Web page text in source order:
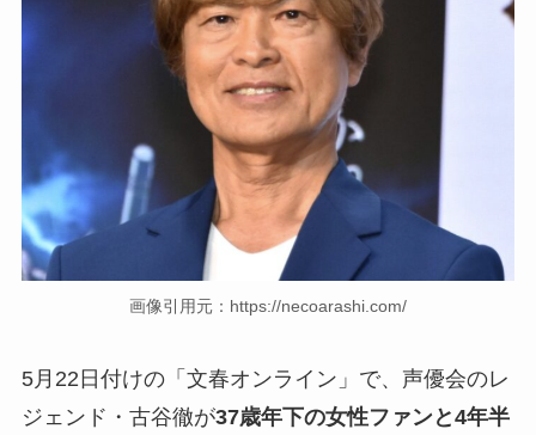
画像引用元：https://necoarashi.com/
5月22日付けの「文春オンライン」で、声優会のレ
ジェンド・古谷徹が37歳年下の女性ファンと4年半